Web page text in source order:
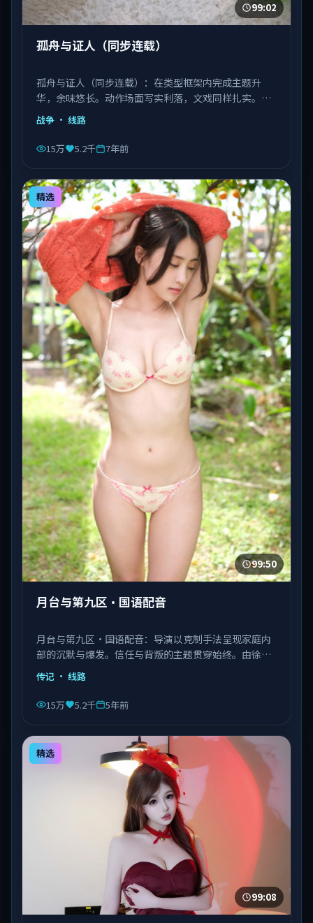
99:02
孤舟与证人（同步连载）
孤舟与证人（同步连载）：在类型框架内完成主题升
华，余味悠长。动作场面写实利落，文戏同样扎实。由
丹尼斯·维伦纽瓦执导，文淇、宋康昊、长泽雅美等主
演，越南出品，类型为战争。
战争 · 线路
15万 5.2千 7年前
精选
99:50
月台与第九区·国语配音
月台与第九区·国语配音：导演以克制手法呈现家庭内
部的沉默与爆发。信任与背叛的主题贯穿始终。由徐克
执导，章子怡、菅田将晖、张子枫等主演，中国台湾出
品，类型为传记。
传记 · 线路
15万 5.2千 5年前
精选
99:08